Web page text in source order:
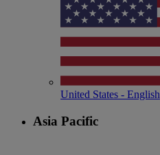
United States - English
Asia Pacific